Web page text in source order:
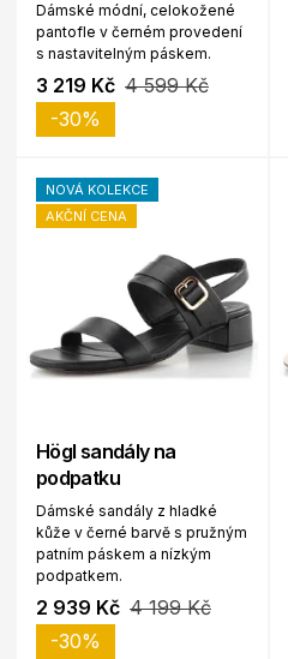
Dámské módní, celokožené
pantofle v černém provedení
s nastavitelným páskem.
3 219 Kč 4 599 Kč
-30%
NOVÁ KOLEKCE
AKČNÍ CENA
Högl sandály na
podpatku
Dámské sandály z hladké
kůže v černé barvě s pružným
patním páskem a nízkým
podpatkem.
2 939 Kč 4 199 Kč
-30%